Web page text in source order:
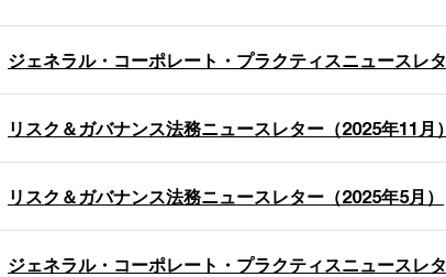
ジェネラル・コーポレート・プラクティスニュースレ
リスク＆ガバナンス法務ニュースレター（2025年11月）
リスク＆ガバナンス法務ニュースレター（2025年5月）
ジェネラル・コーポレート・プラクティスニュースレ